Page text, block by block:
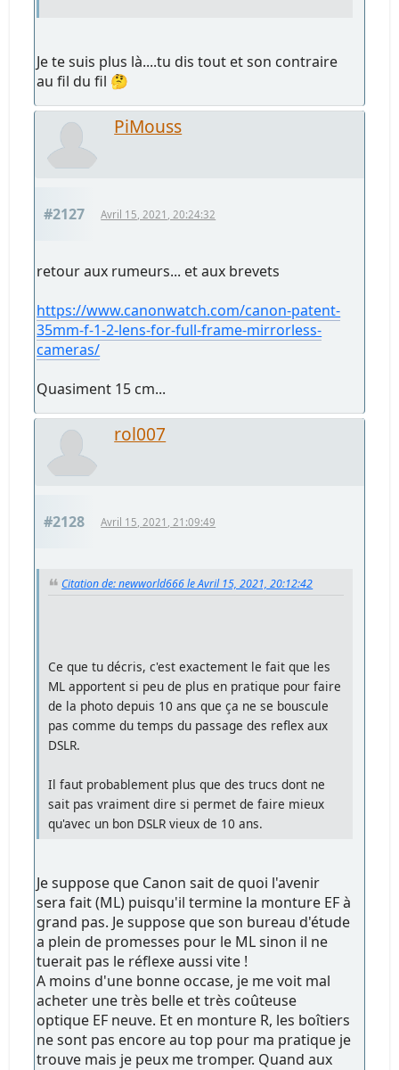
Je te suis plus là....tu dis tout et son contraire
au fil du fil 🤔
PiMouss
#2127 Avril 15, 2021, 20:24:32
retour aux rumeurs... et aux brevets
https://www.canonwatch.com/canon-patent-
35mm-f-1-2-lens-for-full-frame-mirrorless-
cameras/
Quasiment 15 cm...
rol007
#2128 Avril 15, 2021, 21:09:49
Citation de: newworld666 le Avril 15, 2021, 20:12:42
Ce que tu décris, c'est exactement le fait que les
ML apportent si peu de plus en pratique pour faire
de la photo depuis 10 ans que ça ne se bouscule
pas comme du temps du passage des reflex aux
DSLR.
Il faut probablement plus que des trucs dont ne
sait pas vraiment dire si permet de faire mieux
qu'avec un bon DSLR vieux de 10 ans.
Je suppose que Canon sait de quoi l'avenir
sera fait (ML) puisqu'il termine la monture EF à
grand pas. Je suppose que son bureau d'étude
a plein de promesses pour le ML sinon il ne
tuerait pas le réflexe aussi vite !
A moins d'une bonne occase, je me voit mal
acheter une très belle et très coûteuse
optique EF neuve. Et en monture R, les boîtiers
ne sont pas encore au top pour ma pratique je
trouve mais je peux me tromper. Quand aux